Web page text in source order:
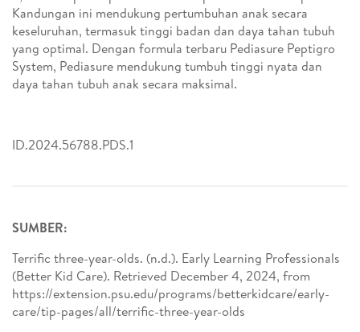
Kandungan ini mendukung pertumbuhan anak secara
keseluruhan, termasuk tinggi badan dan daya tahan tubuh
yang optimal. Dengan formula terbaru Pediasure Peptigro
System, Pediasure mendukung tumbuh tinggi nyata dan
daya tahan tubuh anak secara maksimal.
ID.2024.56788.PDS.1
SUMBER:
Terrific three-year-olds. (n.d.). Early Learning Professionals
(Better Kid Care). Retrieved December 4, 2024, from
https://extension.psu.edu/programs/betterkidcare/early-
care/tip-pages/all/terrific-three-year-olds